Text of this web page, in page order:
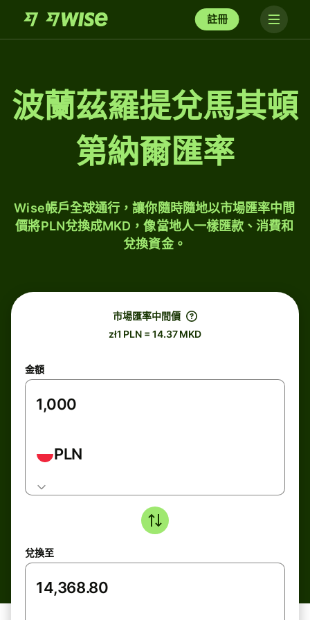
註冊
波蘭茲羅提兌馬其頓
第納爾匯率
Wise帳戶全球通行，讓你隨時隨地以市場匯率中間
價將PLN兌換成MKD，像當地人一樣匯款、消費和
兌換資金。
市場匯率中間價
zł1 PLN = 14.37 MKD
金額
PLN
兌換至